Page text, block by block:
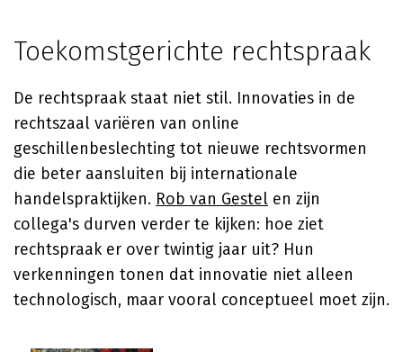
Toekomstgerichte rechtspraak
De rechtspraak staat niet stil. Innovaties in de
rechtszaal variëren van online
geschillenbeslechting tot nieuwe rechtsvormen
die beter aansluiten bij internationale
handelspraktijken. Rob van Gestel en zijn
collega's durven verder te kijken: hoe ziet
rechtspraak er over twintig jaar uit? Hun
verkenningen tonen dat innovatie niet alleen
technologisch, maar vooral conceptueel moet zijn.